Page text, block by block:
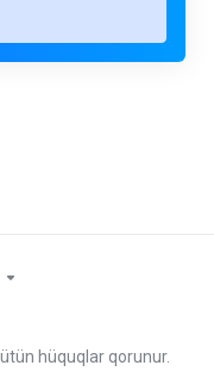
hüquqlar qorunur.